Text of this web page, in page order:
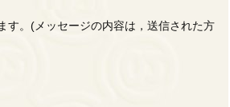
す。(メッセージの内容は，送信された方